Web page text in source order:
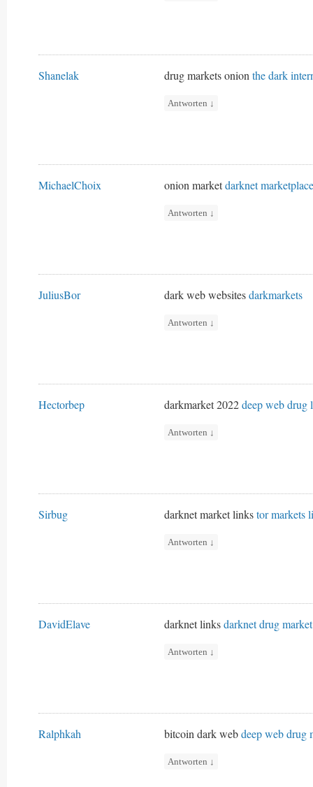
Shanelak drug markets onionthe dark
Antworten ↓
MichaelChoix onion marketdarknet marketplace
Antworten ↓
JuliusBor dark web websitesdarkmarkets
Antworten ↓
Hectorbep darkmarket 2022deep web drug
Antworten ↓
Sirbug darknet market linkstor markets
Antworten ↓
DavidElave darknet linksdarknet drug market
Antworten ↓
Ralphkah bitcoin dark webdeep web drug
Antworten ↓